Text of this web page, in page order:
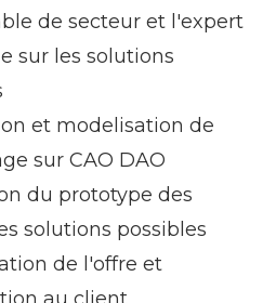
de secteur et l'expert
sur les solutions
et modelisation de
sur CAO DAO
du prototype des
solutions possibles
de l'offre et